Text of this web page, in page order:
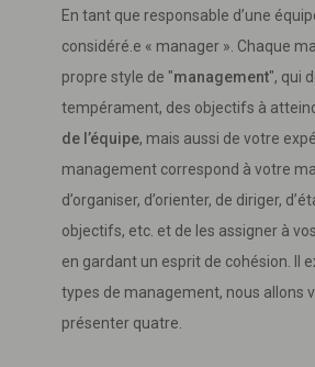
En tant que responsable d’une
considéré.e « manager ». Chaque
propre style de "management", qui
tempérament, des objectifs à
de l’équipe, mais aussi de votre
management correspond à votre
d’organiser, d’orienter, de diriger,
objectifs, etc. et de les assigner à
en gardant un esprit de cohésion. Il
types de management, nous allons
présenter quatre.